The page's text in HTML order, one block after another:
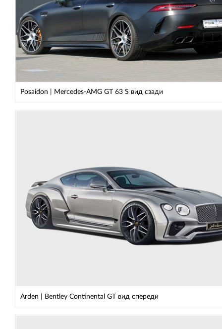
Posaidon | Mercedes-AMG GT 63 S вид сзади
Arden | Bentley Continental GT вид спереди